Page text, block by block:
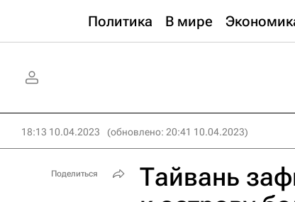
Политика В мире
18:13 10.04.2023 (обновлено: 20:41 10.04.2023)
Тайвань
Поделиться